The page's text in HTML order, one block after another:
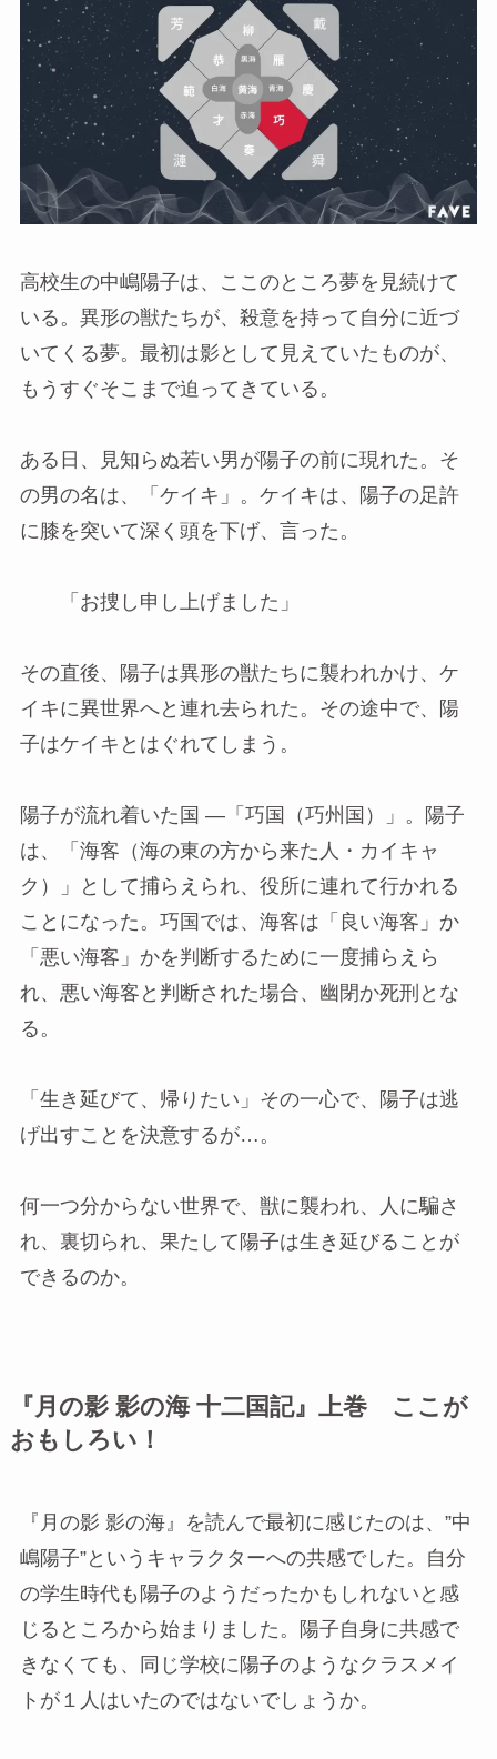
高校生の中嶋陽子は、ここのところ夢を見続けて
いる。異形の獣たちが、殺意を持って自分に近づ
いてくる夢。最初は影として見えていたものが、
もうすぐそこまで迫ってきている。
ある日、見知らぬ若い男が陽子の前に現れた。そ
の男の名は、「ケイキ」。ケイキは、陽子の足許
に膝を突いて深く頭を下げ、言った。
「お捜し申し上げました」
その直後、陽子は異形の獣たちに襲われかけ、ケ
イキに異世界へと連れ去られた。その途中で、陽
子はケイキとはぐれてしまう。
陽子が流れ着いた国 —「巧国（巧州国）」。陽子
は、「海客（海の東の方から来た人・カイキャ
ク）」として捕らえられ、役所に連れて行かれる
ことになった。巧国では、海客は「良い海客」か
「悪い海客」かを判断するために一度捕らえら
れ、悪い海客と判断された場合、幽閉か死刑とな
る。
「生き延びて、帰りたい」その一心で、陽子は逃
げ出すことを決意するが…。
何一つ分からない世界で、獣に襲われ、人に騙さ
れ、裏切られ、果たして陽子は生き延びることが
できるのか。
『月の影 影の海 十二国記』上巻 ここが
おもしろい！
『月の影 影の海』を読んで最初に感じたのは、”中
嶋陽子”というキャラクターへの共感でした。自分
の学生時代も陽子のようだったかもしれないと感
じるところから始まりました。陽子自身に共感で
きなくても、同じ学校に陽子のようなクラスメイ
トが１人はいたのではないでしょうか。